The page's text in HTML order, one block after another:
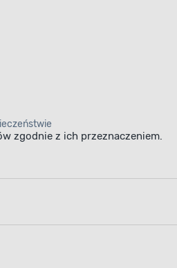
zgodnie z ich przeznaczeniem.